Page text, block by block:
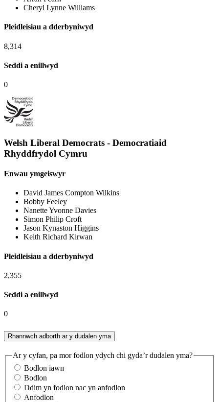
Cheryl Lynne Williams
Pleidleisiau a dderbyniwyd
8,314
Seddi a enillwyd
0
Welsh Liberal Democrats - Democratiaid
Rhyddfrydol Cymru
Enwau ymgeiswyr
David James Compton Wilkins
Bobby Feeley
Nanette Yvonne Davies
Simon Philip Croft
Jason Kynaston Higgins
Keith Richard Kirwan
Pleidleisiau a dderbyniwyd
2,355
Seddi a enillwyd
0
Rhannwch adborth ar y dudalen yma
Ar y cyfan, pa mor fodlon ydych chi gyda’r dudalen yma?
Bodlon iawn
Bodlon
Ddim yn fodlon nac yn anfodlon
Anfodlon